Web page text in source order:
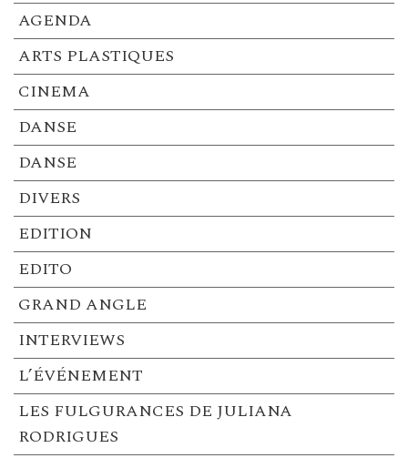
AGENDA
ARTS PLASTIQUES
CINEMA
DANSE
DANSE
DIVERS
EDITION
EDITO
GRAND ANGLE
INTERVIEWS
L’ÉVÉNEMENT
LES FULGURANCES DE JULIANA
RODRIGUES